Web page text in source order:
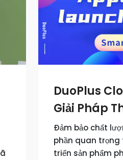
DuoPlus
Giải Pháp
Kiểm Thử
Dụng
Đảm bảo chất
phần quan
triển sản phẩm